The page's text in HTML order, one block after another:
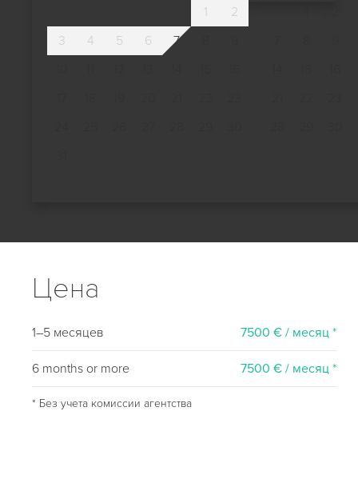
1
2
3
4 5 6 7
Цена
1–5 месяцев 7500 € / месяц *
6 months or more 7500 € / месяц *
* Без учета комиссии агентства